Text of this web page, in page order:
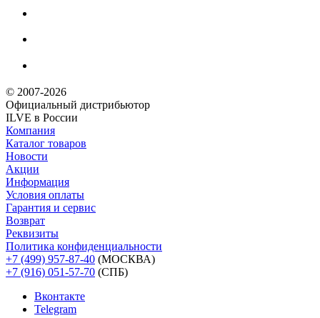
© 2007-2026
Официальный дистрибьютoр
ILVE в России
Компания
Каталог товаров
Новости
Акции
Информация
Условия оплаты
Гарантия и сервис
Возврат
Реквизиты
Политика конфиденциальности
+7 (499) 957-87-40 (МОСКВА)
+7 (916) 051-57-70 (СПБ)
Вконтакте
Telegram